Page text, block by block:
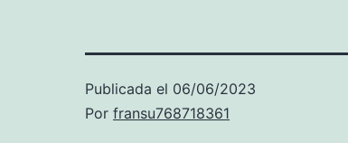
Publicada el 06/06/2023
Por fransu768718361